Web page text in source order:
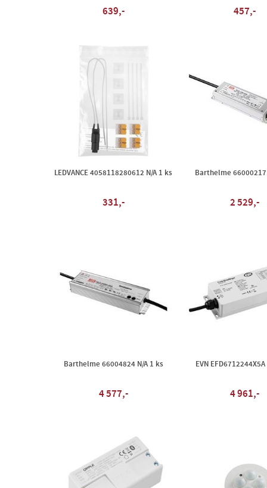
639,- 457,-
LEDVANCE 4058118280612 N/A 1 ks
331,-
Barthelme 66000217
2 529,-
Barthelme 66004824 N/A 1 ks
4 577,-
EVN
4 961,-